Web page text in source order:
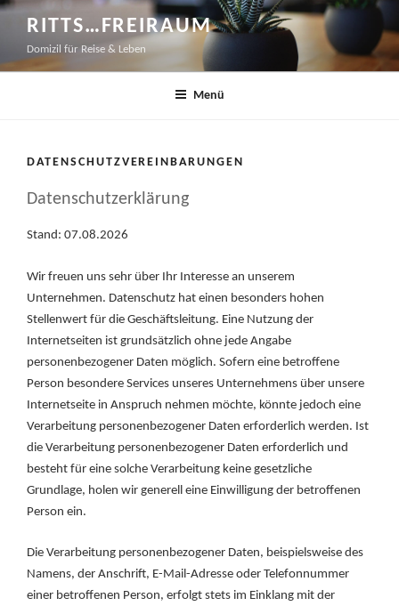
Zum
Inhalt
springen
RITTS…FREIRAUM
Domizil für Reise & Leben
Menü
DATENSCHUTZVEREINBARUNGEN
Datenschutzerklärung
Stand: 07.08.2026
Wir freuen uns sehr über Ihr Interesse an unserem
Unternehmen. Datenschutz hat einen besonders hohen
Stellenwert für die Geschäftsleitung. Eine Nutzung der
Internetseiten ist grundsätzlich ohne jede Angabe
personenbezogener Daten möglich. Sofern eine betroffene
Person besondere Services unseres Unternehmens über unsere
Internetseite in Anspruch nehmen möchte, könnte jedoch eine
Verarbeitung personenbezogener Daten erforderlich werden. Ist
die Verarbeitung personenbezogener Daten erforderlich und
besteht für eine solche Verarbeitung keine gesetzliche
Grundlage, holen wir generell eine Einwilligung der betroffenen
Person ein.
Die Verarbeitung personenbezogener Daten, beispielsweise des
Namens, der Anschrift, E-Mail-Adresse oder Telefonnummer
einer betroffenen Person, erfolgt stets im Einklang mit der